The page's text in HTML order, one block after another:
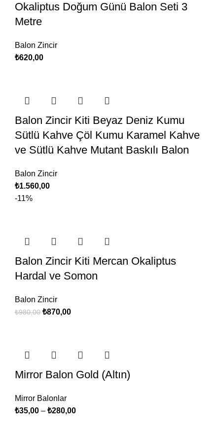
Okaliptus Doğum Günü Balon Seti 3
Metre
Balon Zincir
₺620,00
Balon Zincir Kiti Beyaz Deniz Kumu
Sütlü Kahve Çöl Kumu Karamel Kahve
ve Sütlü Kahve Mutant Baskılı Balon
Balon Zincir
₺1.560,00
-11%
Balon Zincir Kiti Mercan Okaliptus
Hardal ve Somon
Balon Zincir
₺980,00 ₺870,00
Mirror Balon Gold (Altın)
Mirror Balonlar
₺35,00 – ₺280,00